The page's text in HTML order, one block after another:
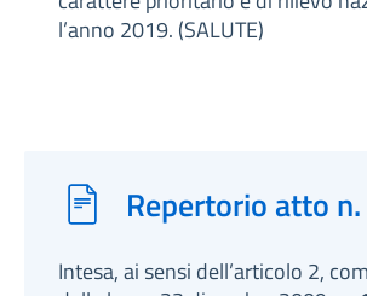
l’anno 2019. (SALUTE)
Repertorio atto
Intesa, ai sensi dell’articolo 2,